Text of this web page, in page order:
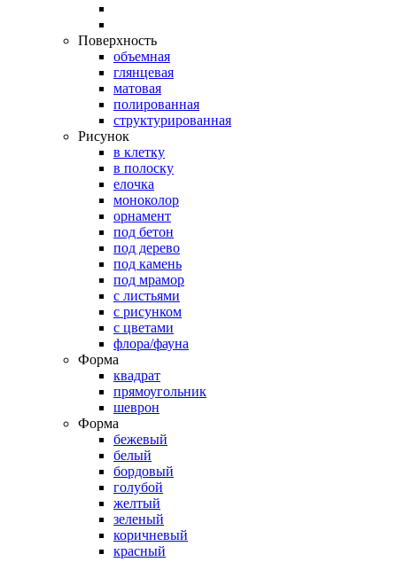
Поверхность
объемная
глянцевая
матовая
полированная
структурированная
Рисунок
в клетку
в полоску
елочка
моноколор
орнамент
под бетон
под дерево
под камень
под мрамор
с листьями
с рисунком
с цветами
флора/фауна
Форма
квадрат
прямоугольник
шеврон
Форма
бежевый
белый
бордовый
голубой
желтый
зеленый
коричневый
красный